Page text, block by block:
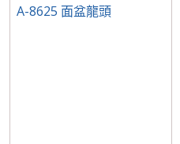
A-8625 面盆龍頭